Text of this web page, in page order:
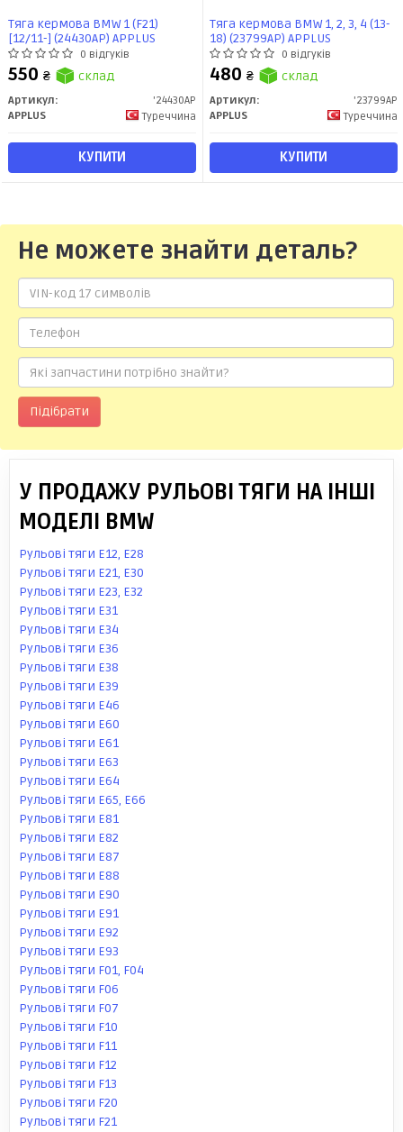
Тяга кермова BMW 1 (F21)
[12/11-] (24430AP) APPLUS
0 відгуків
550 ₴ склад
Артикул:
'24430AP
APPLUS
Туреччина
КУПИТИ
Тяга кермова BMW 1, 2, 3, 4 (13-
18) (23799AP) APPLUS
0 відгуків
480 ₴ склад
Артикул:
'23799AP
APPLUS
Туреччина
КУПИТИ
Не можете знайти деталь?
Підібрати
У ПРОДАЖУ РУЛЬОВІ ТЯГИ НА ІНШІ
МОДЕЛІ BMW
Рульові тяги E12, E28
Рульові тяги E21, E30
Рульові тяги E23, E32
Рульові тяги E31
Рульові тяги E34
Рульові тяги E36
Рульові тяги E38
Рульові тяги E39
Рульові тяги E46
Рульові тяги E60
Рульові тяги E61
Рульові тяги E63
Рульові тяги E64
Рульові тяги E65, E66
Рульові тяги E81
Рульові тяги E82
Рульові тяги E87
Рульові тяги E88
Рульові тяги E90
Рульові тяги E91
Рульові тяги E92
Рульові тяги E93
Рульові тяги F01, F04
Рульові тяги F06
Рульові тяги F07
Рульові тяги F10
Рульові тяги F11
Рульові тяги F12
Рульові тяги F13
Рульові тяги F20
Рульові тяги F21